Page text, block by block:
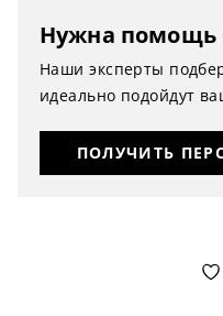
Нужна помощь
Наши эксперты
идеально подойдут
ПОЛУЧИТЬ